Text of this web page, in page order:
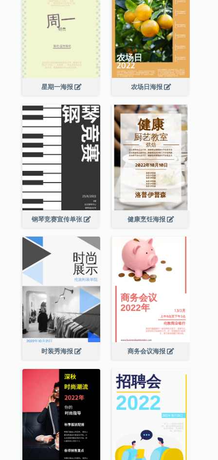
星期一海报 农场日海报
钢琴竞赛宣传单张 健康烹饪海报
时装秀海报 商务会议海报